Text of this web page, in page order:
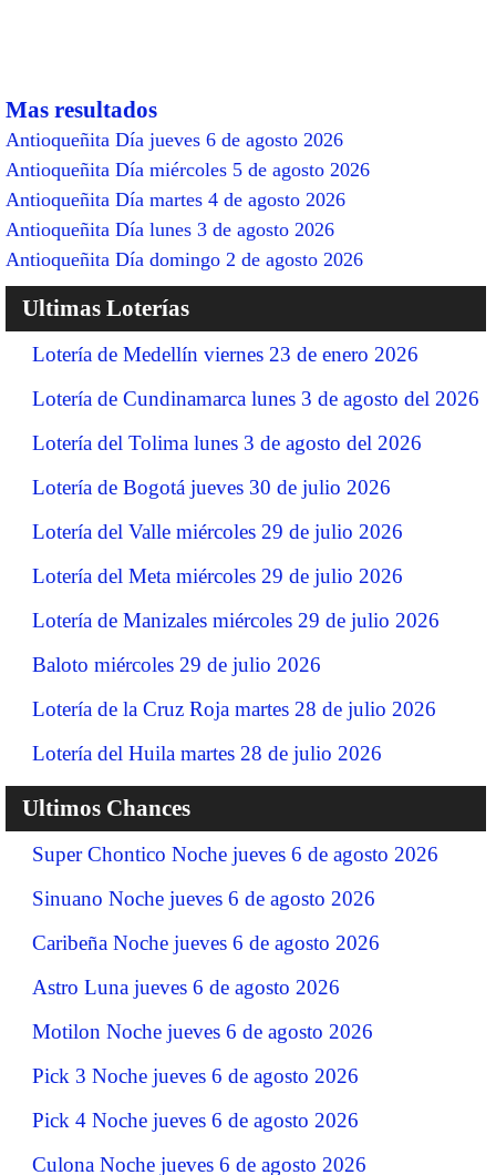
Mas resultados
Antioqueñita Día jueves 6 de agosto 2026
Antioqueñita Día miércoles 5 de agosto 2026
Antioqueñita Día martes 4 de agosto 2026
Antioqueñita Día lunes 3 de agosto 2026
Antioqueñita Día domingo 2 de agosto 2026
Ultimas Loterías
Lotería de Medellín viernes 23 de enero 2026
Lotería de Cundinamarca lunes 3 de agosto del 2026
Lotería del Tolima lunes 3 de agosto del 2026
Lotería de Bogotá jueves 30 de julio 2026
Lotería del Valle miércoles 29 de julio 2026
Lotería del Meta miércoles 29 de julio 2026
Lotería de Manizales miércoles 29 de julio 2026
Baloto miércoles 29 de julio 2026
Lotería de la Cruz Roja martes 28 de julio 2026
Lotería del Huila martes 28 de julio 2026
Ultimos Chances
Super Chontico Noche jueves 6 de agosto 2026
Sinuano Noche jueves 6 de agosto 2026
Caribeña Noche jueves 6 de agosto 2026
Astro Luna jueves 6 de agosto 2026
Motilon Noche jueves 6 de agosto 2026
Pick 3 Noche jueves 6 de agosto 2026
Pick 4 Noche jueves 6 de agosto 2026
Culona Noche jueves 6 de agosto 2026